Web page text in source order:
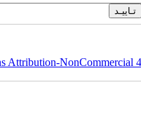
Attribution-NonCommercial